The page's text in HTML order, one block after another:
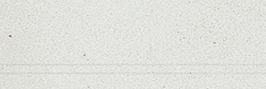
横から見るとなびいてます。軽快に歩けそ
うです！
カラーリングとの組み合
わせで質感に変化をつけ
ながら楽しむ事ができる
ナチュラルなベージュカ
ラーで全体にツヤと透明
感をプラスして
質感も綺麗に見せやす
前髪を軽めに調整し、フ
ェイスラインのデザイン
ですっきりした印象にな
るようカット。
バックを短めにカットし
全体のボリューム感がコ
せてくれる効果もあり、
いろんなシーンに雰囲気
をだしやすくスタイリン
グも簡単で良いので朝の
時短にも◎
そんなショートカット。